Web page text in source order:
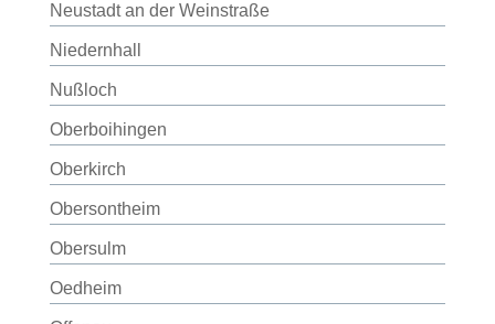
Neustadt an der Weinstraße
Niedernhall
Nußloch
Oberboihingen
Oberkirch
Obersontheim
Obersulm
Oedheim